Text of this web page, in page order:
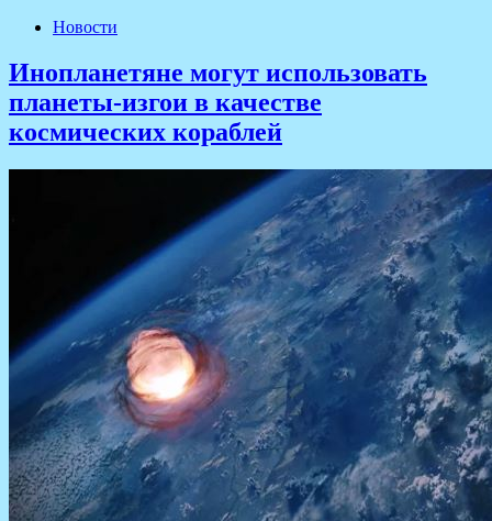
Новости
Инопланетяне могут использовать
планеты-изгои в качестве
космических кораблей